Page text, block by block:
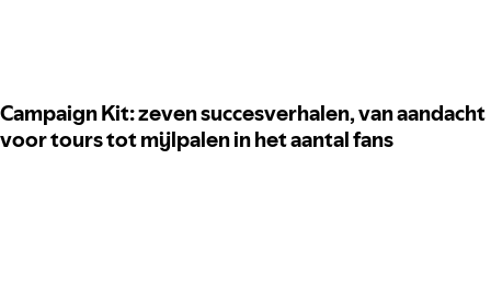
Campaign Kit: zeven succesverhalen, van aandacht
voor tours tot mijlpalen in het aantal fans